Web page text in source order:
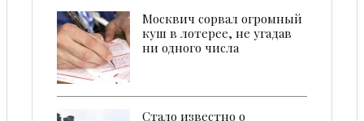
Москвич сорвал огромный
куш в лотерее, не угадав
ни одного числа
Стало известно о